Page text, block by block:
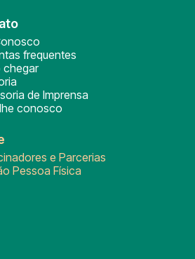
frequentes
chegar
de Imprensa
conosco
e Parcerias
Pessoa Física